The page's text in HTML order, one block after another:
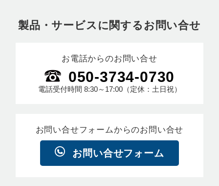
製品・サービスに関するお問い合せ
お電話からのお問い合せ
050-3734-0730
電話受付時間 8:30～17:00（定休：土日祝）
お問い合せフォームからのお問い合せ
お問い合せフォーム